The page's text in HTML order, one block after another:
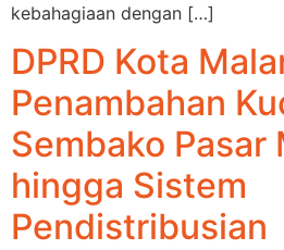
kebahagiaan dengan […]
DPRD Kota
Penambahan
Sembako Pasar
hingga Sistem
Pendistribusian